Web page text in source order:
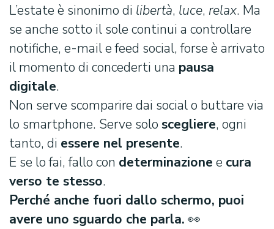
L’estate è sinonimo di libertà, luce, relax. Ma
se anche sotto il sole continui a controllare
notifiche, e-mail e feed social, forse è arrivato
il momento di concederti una pausa
digitale.
Non serve scomparire dai social o buttare via
lo smartphone. Serve solo scegliere, ogni
tanto, di essere nel presente.
E se lo fai, fallo con determinazione e cura
verso te stesso.
Perché anche fuori dallo schermo, puoi
avere uno sguardo che parla. 👀